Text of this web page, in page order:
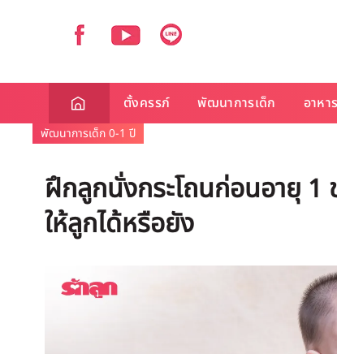
ตั้งครรภ์ พัฒนาการเด็ก อาหา
พัฒนาการเด็ก 0-1 ปี
ฝึกลูกนั่งกระโถนก่อนอายุ 1
ให้ลูกได้หรือยัง